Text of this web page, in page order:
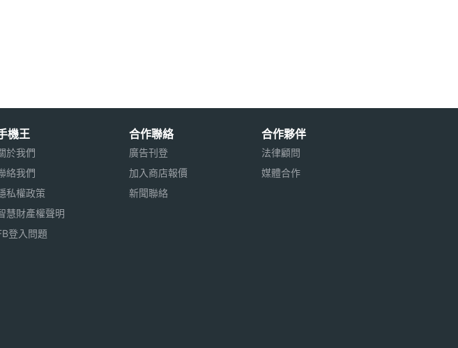
機王
於我們
絡我們
私權政策
慧財產權聲明
登入問題
合作聯絡
廣告刊登
加入商店報價
新聞聯絡
合作夥伴
法律顧問
媒體合作